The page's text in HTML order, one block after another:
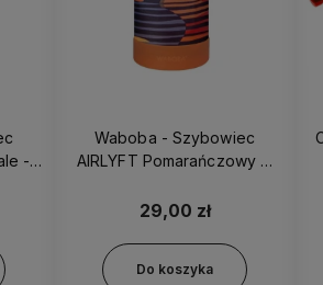
-
Waboba - Szybowiec
AIRLYFT Pomarańczowy w
29,00 zł
Do koszyka